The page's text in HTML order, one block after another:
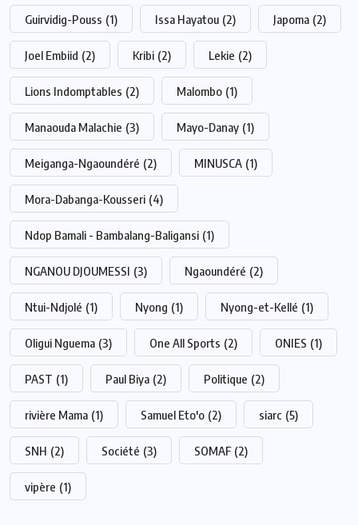
Guirvidig-Pouss (1) Issa Hayatou (2) Japoma (2)
Joel Embiid (2) Kribi (2) Lekie (2)
Lions Indomptables (2) Malombo (1)
Manaouda Malachie (3) Mayo-Danay (1)
Meiganga-Ngaoundéré (2) MINUSCA (1)
Mora-Dabanga-Kousseri (4)
Ndop Bamali - Bambalang-Baligansi (1)
NGANOU DJOUMESSI (3) Ngaoundéré (2)
Ntui-Ndjolé (1) Nyong (1) Nyong-et-Kellé (1)
Oligui Nguema (3) One All Sports (2) ONIES (1)
PAST (1) Paul Biya (2) Politique (2)
rivière Mama (1) Samuel Eto'o (2) siarc (5)
SNH (2) Société (3) SOMAF (2)
vipère (1)